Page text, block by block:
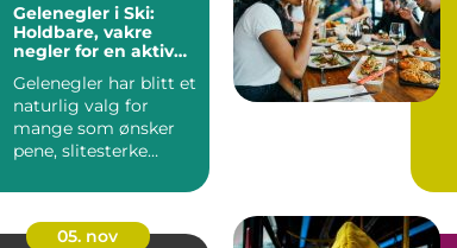
Gelenegler i Ski:
Holdbare, vakre
negler for en aktiv
Gelenegler har blitt et
naturlig valg for
mange som ønsker
pene, slitesterke
05. nov